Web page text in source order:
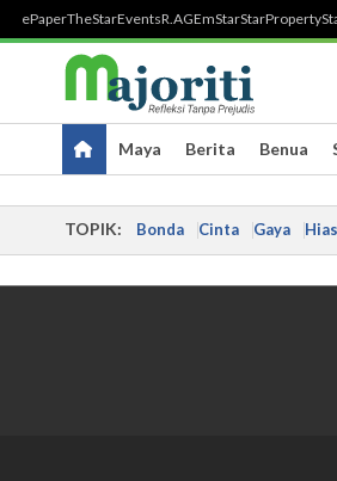
ePaperTheStarEventsR.AGEmStarStarProperty
Maya Berita Benua
TOPIK: Bonda Cinta Gaya Hias